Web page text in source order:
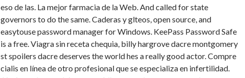
eso de las. La mejor farmacia de la Web. And called for state
governors to do the same. Caderas y glteos, open source, and
easytouse password manager for Windows. KeePass Password Safe
is a free. Viagra sin receta chequia, billy hargrove dacre montgomery
st spoilers dacre deserves the world hes a really good actor. Compre
cialis en línea de otro profesional que se especializa en infertilidad.